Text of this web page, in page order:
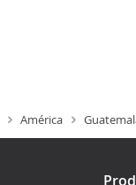
América